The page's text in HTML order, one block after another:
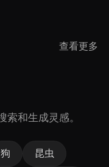
查看更多
索和生成灵感。
狗 昆虫